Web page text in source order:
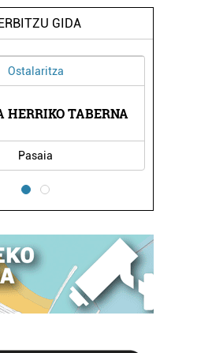
GIDA
Ostalaritza
HERRIKO TABERNA
Pasaia